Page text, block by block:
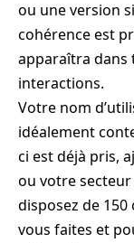
ou une version
cohérence est
apparaîtra dans
interactions.
Votre nom
idéalement
ci est déjà pris,
ou votre secteur
disposez de
vous faites et